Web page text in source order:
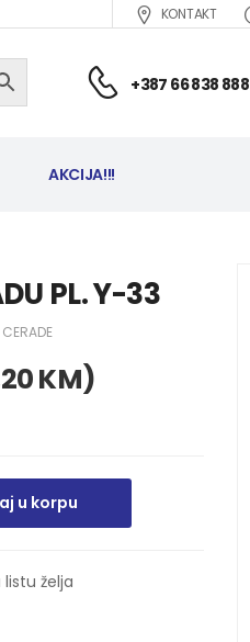
KONTAKT
+387 66 838 888
AKCIJA!!!
PL. Y-33
KM)
u korpu
želja